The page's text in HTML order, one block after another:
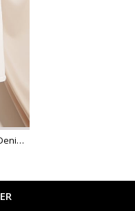
Kadın Ekru Çift Cepli Yıkamalı Oversize Denim Ceket ALC-X8152